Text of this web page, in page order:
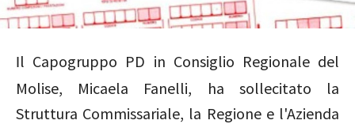
l Capogruppo PD in Consiglio Regionale del
Molise, Micaela Fanelli, ha sollecitato la
Struttura Commissariale, la Regione e l'Azienda